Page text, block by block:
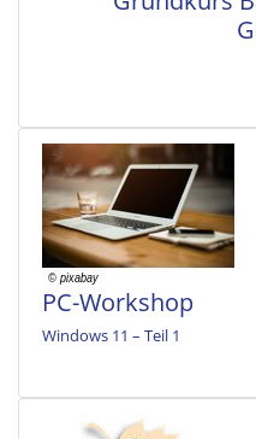
PC-Workshop
Windows 11 – Teil 1